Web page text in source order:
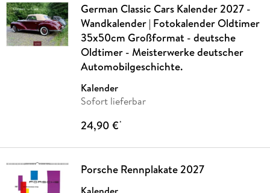
German Classic Cars Kalender 2027 -
Wandkalender | Fotokalender Oldtimer
35x50cm Großformat - deutsche
Oldtimer - Meisterwerke deutscher
Automobilgeschichte.
Kalender
Sofort lieferbar
24,90 €*
Porsche Rennplakate 2027